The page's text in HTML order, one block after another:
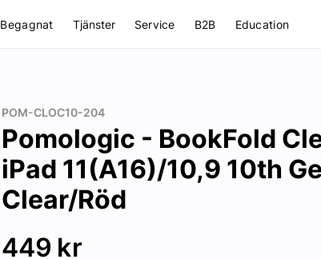
Begagnat Tjänster Service B2B Education
POM-CLOC10-204
Pomologic - BookFold
iPad 11(A16)/10,9 10th
Clear/Röd
449 kr